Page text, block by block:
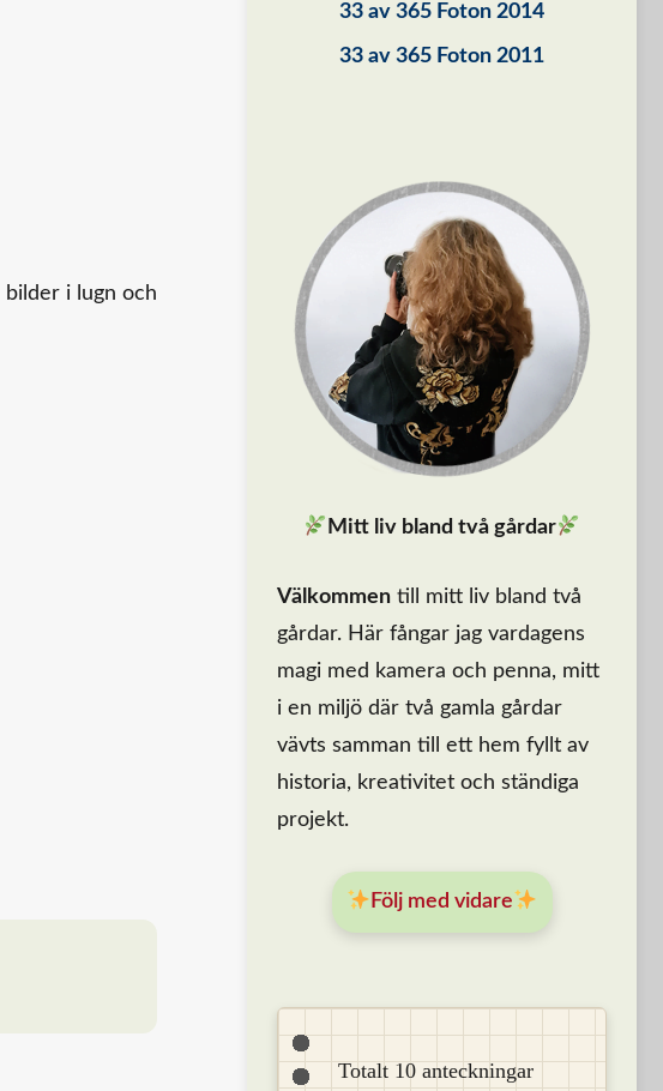
i lugn och
33 av 365 Foton 2014
33 av 365 Foton 2011
Mitt liv bland två gårdar
Välkommen till mitt liv bland två
gårdar. Här fångar jag vardagens
magi med kamera och penna, mitt
i en miljö där två gamla gårdar
vävts samman till ett hem fyllt av
historia, kreativitet och ständiga
projekt.
Följ med vidare
Totalt 10 anteckningar